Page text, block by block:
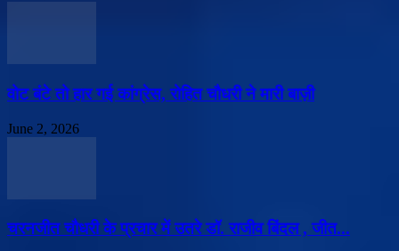
वोट बंटे तो हार गई कांग्रेस, रोहित चौधरी ने मारी बाज़ी
June 2, 2026
चरनजीत चौधरी के प्रचार में उतरे डॉ. राजीव बिंदल , जीत...